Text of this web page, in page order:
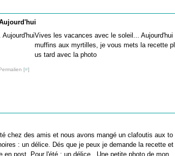
Vives les vacances avec le soleil... Aujourd'hui
muffins aux myrtilles, je vous mets la recette pl
us tard avec la photo
[#]
chez des amis et nous avons mangé un clafoutis aux to
: un délice. Dés que je peux je demande la recette et
en post. Pour l'été : un délice.. Une petite photo de mon...